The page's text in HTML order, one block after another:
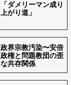
「ダメリーマン成り
上がり道」
政界宗教汚染〜安倍
政権と問題教団の歪
な共存関係